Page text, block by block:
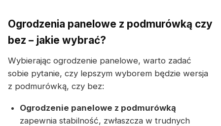
Ogrodzenia panelowe z podmurówką czy
bez – jakie wybrać?
Wybierając ogrodzenie panelowe, warto zadać
sobie pytanie, czy lepszym wyborem będzie wersja
z podmurówką, czy bez:
Ogrodzenie panelowe z podmurówką
zapewnia stabilność, zwłaszcza w trudnych